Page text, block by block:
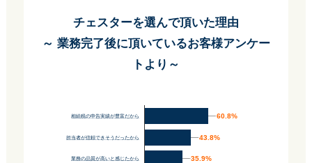
チェスターを選んで頂いた理由
～ 業務完了後に頂いているお客様アンケー
トより～
相続税の申告実績が豊富だから
担当者が信頼できそうだったから
業務の品質が高いと感じたから
60.8%
60.8%
43.8%
43.8%
35.9%
35.9%